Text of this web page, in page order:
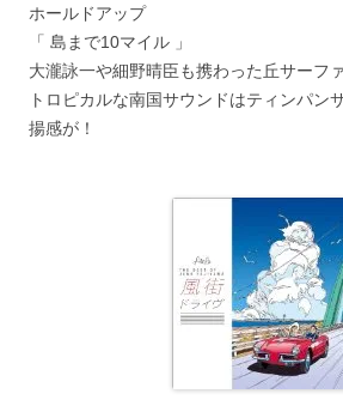
ホールドアップ
「 島まで10マイル 」
大瀧詠一や細野晴臣も携わった丘サーフ
トロピカルな南国サウンドはティンパン
揚感が！